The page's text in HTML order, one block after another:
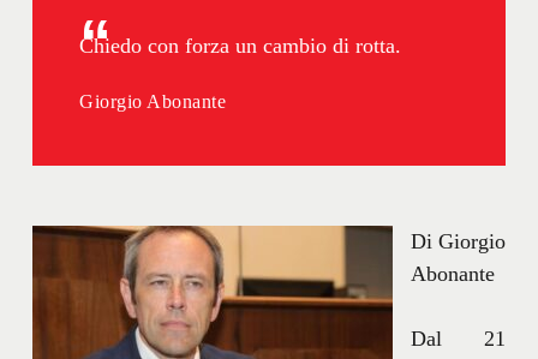
Chiedo con forza un cambio di rotta.
Giorgio Abonante
Di Giorgio
Abonante
Dal 21